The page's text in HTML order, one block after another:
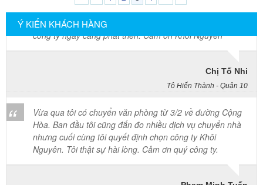
các công ty chuyên về dịch vụ chuyển nhà trọn gói, chuyển văn
phòng.
Ý KIẾN KHÁCH HÀNG
công ty ngày càng phát triển. Cảm ơn Khôi Nguyên
Chị Tố Nhi
Vừa qua tôi có chuyển văn phòng từ 3/2 về đường Cộng
Hòa. Ban đầu tôi cũng đắn đo nhiều dịch vụ chuyển nhà
nhưng cuối cùng tôi quyết định chọn công ty Khôi
Nguyên. Tôi thật sự hài lòng. Cảm ơn quý công ty.
Phạm Minh Tuấn